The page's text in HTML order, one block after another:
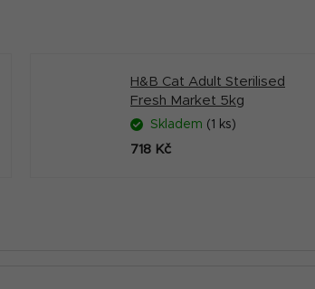
H&B Cat Adult Sterilised
Fresh Market 5kg
Skladem (1 ks)
718 Kč